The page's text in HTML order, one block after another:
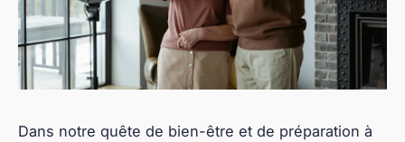
Dans notre quête de bien-être et de préparation à